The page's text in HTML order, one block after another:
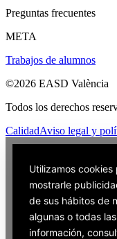
Preguntas frecuentes
META
Trabajos de alumnos
©2026 EASD València
Todos los derechos
CalidadAviso legal y
Utilizamos
mostrarle
de sus hábitos de
algunas o todas
información,